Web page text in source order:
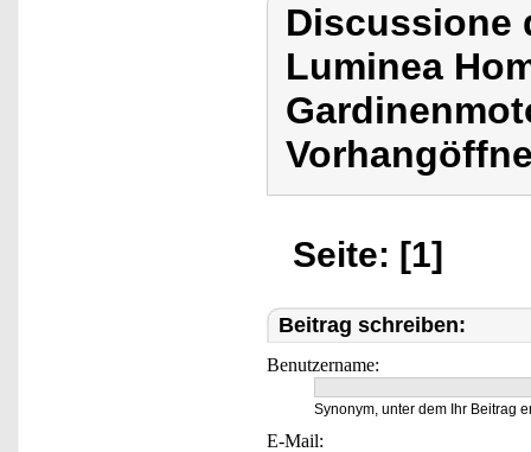
Discussione
Luminea
Seite: [1]
Beitrag schreiben:
Benutzername:
Synonym, unter dem Ihr Beitrag
E-Mail: